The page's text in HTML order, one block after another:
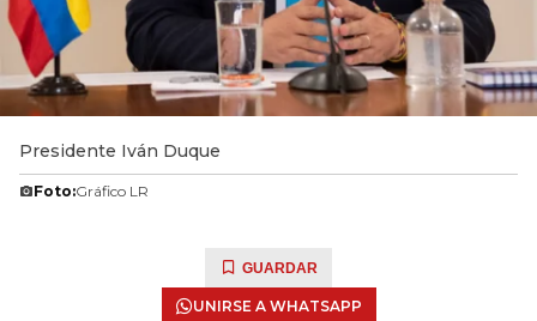
Presidente Iván Duque
Foto:Gráfico LR
GUARDAR
UNIRSE A WHATSAPP